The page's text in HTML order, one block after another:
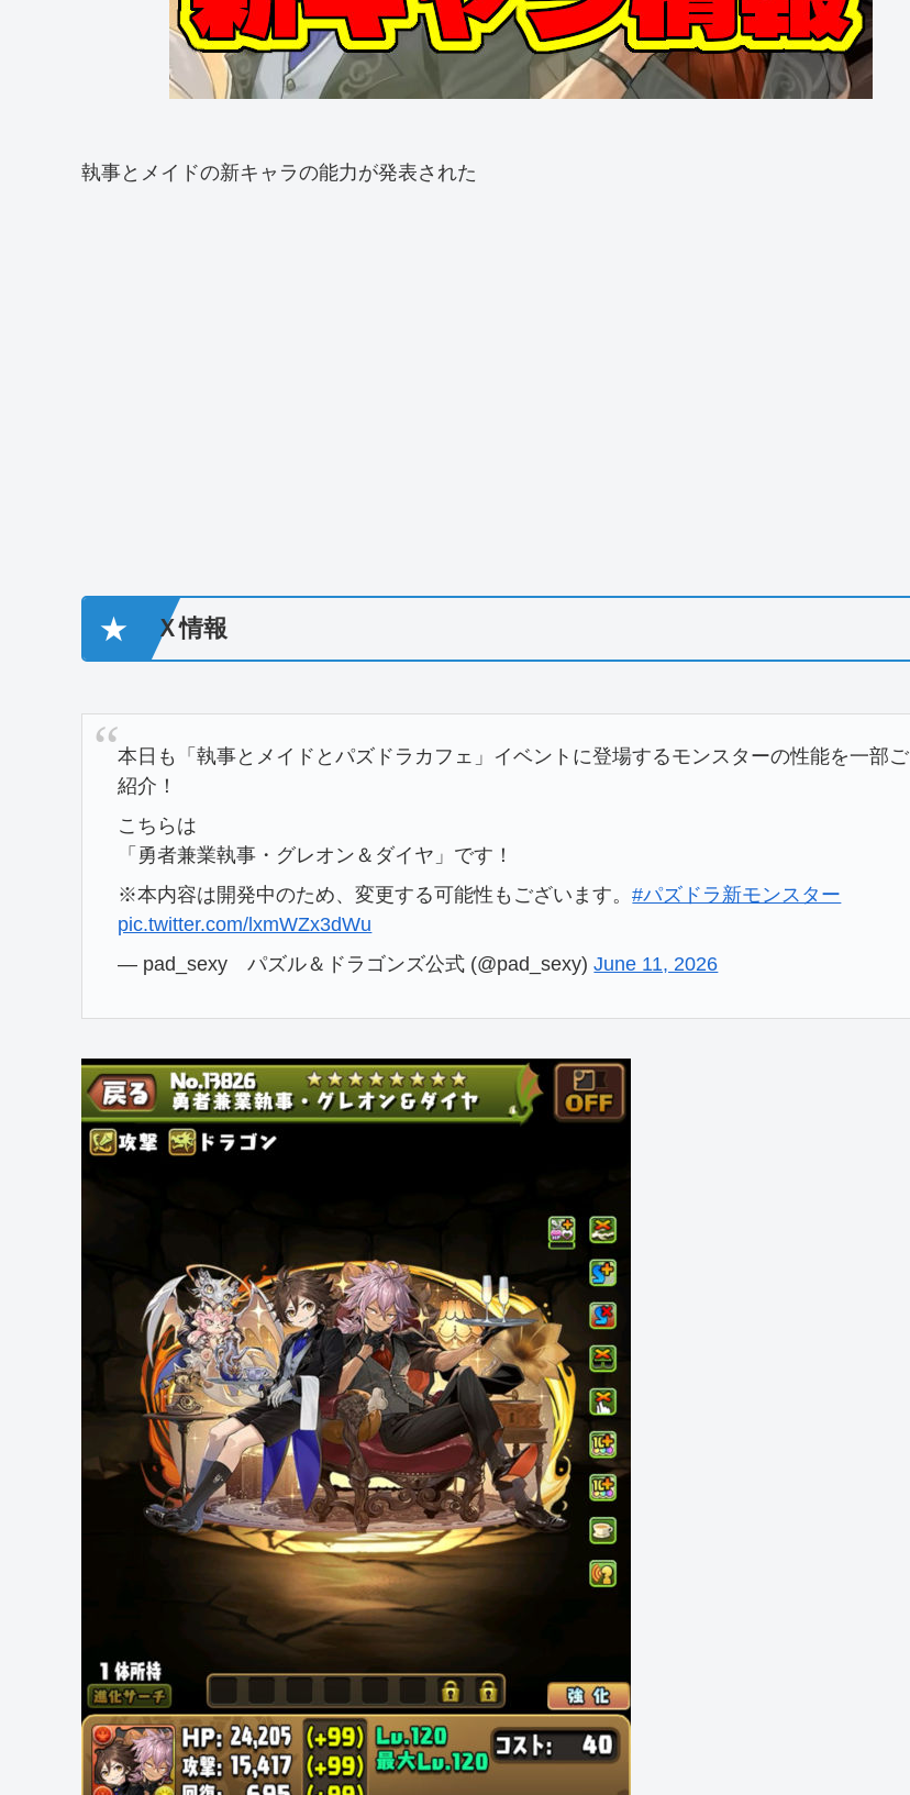
執事とメイドの新キャラの能力が発表された
★ Ｘ情報
本日も「執事とメイドとパズドラカフェ」イベントに登場するモンスターの性能を一部ご
紹介！
こちらは
「勇者兼業執事・グレオン＆ダイヤ」です！
※本内容は開発中のため、変更する可能性もございます。#パズドラ新モンスター
pic.twitter.com/lxmWZx3dWu
— pad_sexy パズル＆ドラゴンズ公式 (@pad_sexy)June 11, 2026